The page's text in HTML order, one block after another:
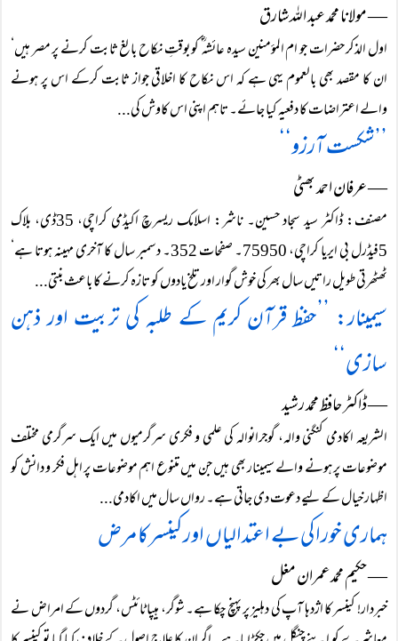
― مولانا محمد عبد اللہ شارق
اول الذکر حضرات جو ام المؤمنین سیدہ عائشہ ؓ کو بوقتِ نکاح بالغ ثابت کرنے پر مصر ہیں‘
ان کا مقصد بھی بالعموم یہی ہے کہ اس نکاح کا اخلاقی جواز ثابت کرکے اس پر ہونے
والے اعتراضات کا دفعیہ کیا جائے۔ تاہم اپنی اس کاوش کی...
’’شکست آرزو‘‘
― عرفان احمد بھٹی
مصنف: ڈاکٹر سید سجاد حسین۔ ناشر: اسلامک ریسرچ اکیڈمی کراچی، 35ڈی، بلاک
5فیڈرل بی ایریا کراچی، 75950۔ صفحات 352۔ دسمبر سال کا آخری مہینہ ہوتا ہے‘
ٹھٹھرتی طویل راتیں سال بھر کی خوش گوار اور تلخ یادوں کو تازہ کرنے کا باعث بنتی...
سیمینار: ’’حفظ قرآن کریم کے طلبہ کی تربیت اور ذہن
سازی‘‘
― ڈاکٹر حافظ محمد رشید
الشریعہ اکادمی کنگنی والہ، گوجرانوالہ کی علمی و فکری سرگرمیوں میں ایک سرگرمی مختلف
موضوعات پر ہونے والے سیمینار بھی ہیں جن میں متنوع اہم موضوعات پر اہل فکر و دانش کو
اظہار خیال کے لیے دعوت دی جاتی ہے۔ رواں سال میں اکادمی...
ہماری خوراکی بے اعتدالیاں اور کینسر کا مرض
― حکیم محمد عمران مغل
خبردار! کینسر کا اژدہا آپ کی دہلیز پر پہنچ چکا ہے۔ شوگر، ہیپا ٹائٹس، گردوں کے امراض نے